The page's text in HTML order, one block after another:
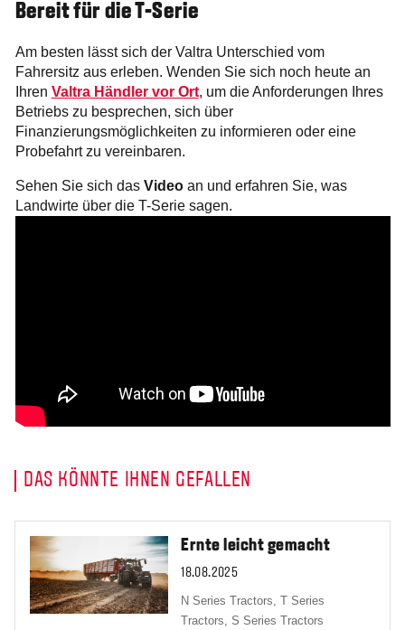
Bereit für die T-Serie
Am besten lässt sich der Valtra Unterschied vom
Fahrersitz aus erleben. Wenden Sie sich noch heute an
Ihren Valtra Händler vor Ort, um die Anforderungen Ihres
Betriebs zu besprechen, sich über
Finanzierungsmöglichkeiten zu informieren oder eine
Probefahrt zu vereinbaren.
Sehen Sie sich das Video an und erfahren Sie, was
Landwirte über die T-Serie sagen.
DAS KÖNNTE IHNEN GEFALLEN
Ernte leicht gemacht
18.08.2025
N Series Tractors,T Series
Tractors,S Series Tractors